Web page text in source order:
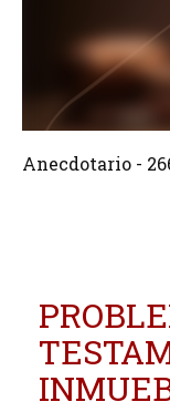
Crear
Anecdotario -